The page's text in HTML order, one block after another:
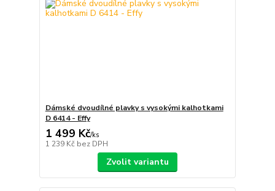
Dámské dvoudílné plavky s vysokými kalhotkami
D 6414 - Effy
1 499 Kč/ks
1 239 Kč bez DPH
Zvolit variantu